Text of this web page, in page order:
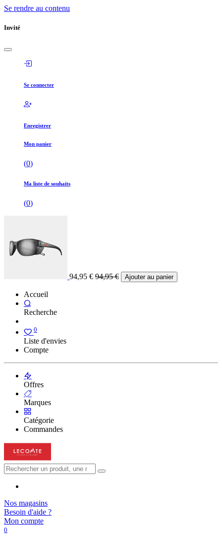
Se rendre au contenu
Invité
Se connecter
Enregistrer
Mon panier
(0)
Ma liste de souhaits
(0)
94,95 € 94,95€ Ajouter au panier
Accueil
Recherche
0
Liste d'envies
Compte
Offres
Marques
Catégorie
Commandes
Nos magasins
Besoin d'aide ?
Mon compte
0